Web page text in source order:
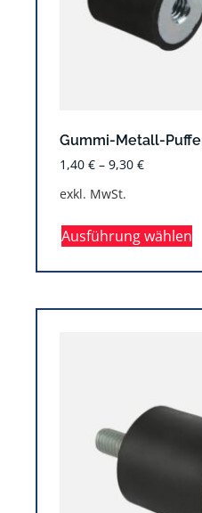
Gummi-Metall-
1,40 € – 9,30 €
exkl. MwSt.
Ausführung wählen